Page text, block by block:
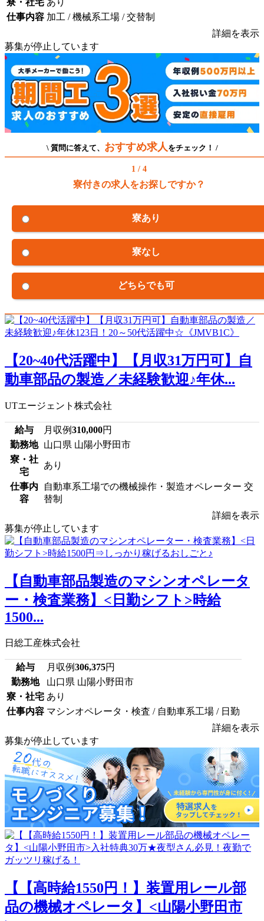
仕事内容 加工 / 機械系工場 / 交替制
詳細を表示
募集が停止しています
\ 質問に答えて、 おすすめ求人 をチェック！ /
1 / 4
寮付きの求人をお探しですか？
寮あり
寮なし
どちらでも可
【20~40代活躍中】【月収31万円可】自
動車部品の製造／未経験歓迎♪年休...
UTエージェント株式会社
給与 月収例310,000円
勤務地
山口県 山陽小野田市
寮・社
宅
あり
仕事内
容
自動車系工場での機械操作・製造オペレーター 交
替制
詳細を表示
募集が停止しています
【自動車部品製造のマシンオペレータ
ー・検査業務】<日勤シフト>時給
1500...
日総工産株式会社
給与 月収例306,375円
勤務地
山口県 山陽小野田市
寮・社宅 あり
仕事内容 マシンオペレータ・検査 / 自動車系工場 / 日勤
詳細を表示
募集が停止しています
【【高時給1550円！】装置用レール部
品の機械オペレータ】<山陽小野田市